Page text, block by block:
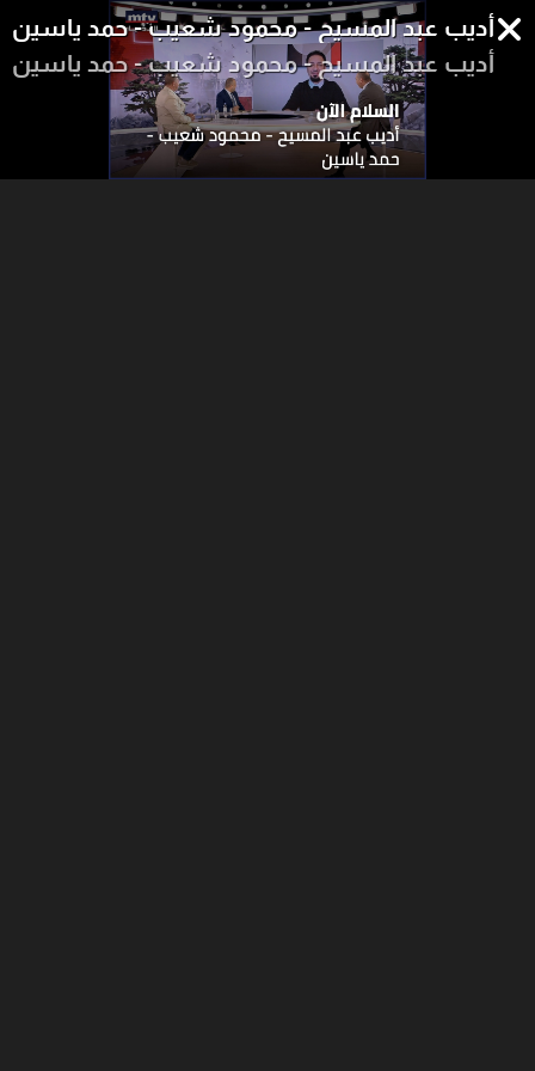
أديب عبد المسيح - محمود شعيب - حمد ياسين
أديب عبد المسيح - محمود شعيب - حمد ياسين